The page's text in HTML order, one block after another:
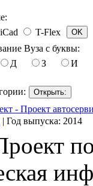
T-Flex
Вуза с буквы:
Д З
И
- Проект
| Год выпуска: 2014
по